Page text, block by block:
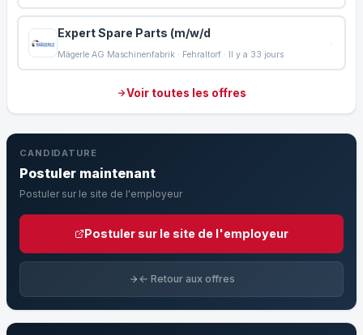
Expert Spare Parts (m/w/d
Mägerle AG Maschinenfabrik · Fehraltorf · Il y a 33 jours
Voir toutes les offres
CANDIDATURE
Postuler maintenant
Postuler sur le site de l'employeur
Postuler sur le site de l'employeur
← Retour aux offres